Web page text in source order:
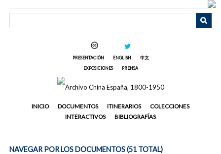
PRESENTACIÓN ENGLISH
中文
EXPOSICIONES
PRENSA
INICIO DOCUMENTOS ITINERARIOS
COLECCIONES
INTERACTIVOS
BIBLIOGRAFÍAS
NAVEGAR POR LOS DOCUMENTOS (51 TOTAL)